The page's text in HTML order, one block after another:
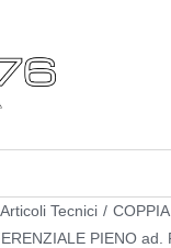
Articoli Tecnici /
PIENO ad.